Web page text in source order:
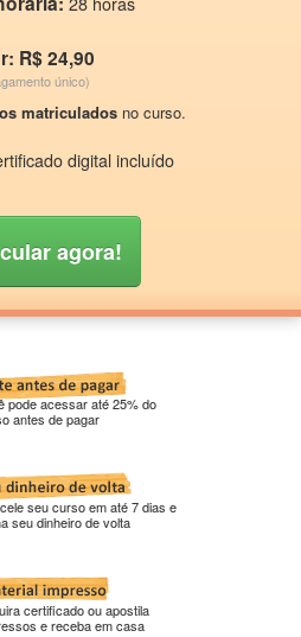
R$ 24,90
único)
matriculadosno curso.
digital incluído
agora!
pode acessar até 25% do
antes de pagar
seu curso em até 7 dias e
seu dinheiro de volta
certificado ou apostila
e receba em casa